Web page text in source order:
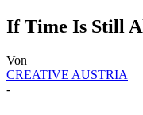
If Time Is Still
Von
CREATIVE AUSTRIA
-